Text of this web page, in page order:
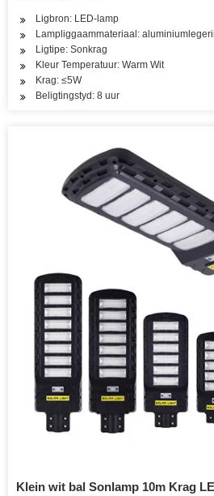
Ligbron: LED-lamp
Lampliggaammateriaal:
Ligtipe: Sonkrag
Kleur Temperatuur: Warm Wit
Krag: ≤5W
Beligtingstyd: 8 uur
Klein wit bal Sonlamp 10m Krag